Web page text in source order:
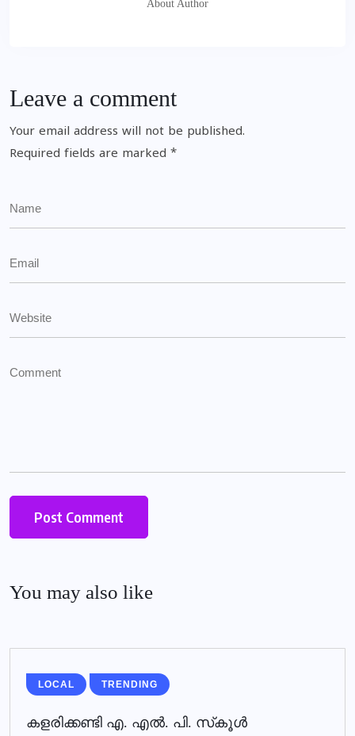
About Author
Leave a comment
Your email address will not be published.
Required fields are marked *
You may also like
LOCAL TRENDING
കളരിക്കണ്ടി എ. എല്‍. പി. സ്‌കൂള്‍